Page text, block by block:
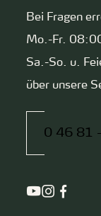
Bei Fragen
Mo.-Fr.
Sa.-So. u.
über unsere
0 46 81